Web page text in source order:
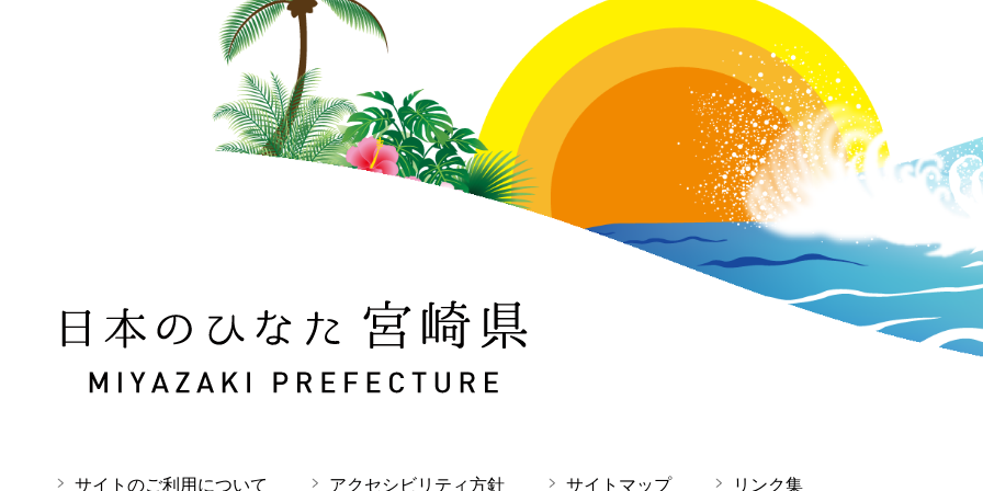
日本のひなた 宮崎県 MIYAZAKI PREFECTURE
サイトのご利用について アクセシビリティ方針 サイトマップ リンク集